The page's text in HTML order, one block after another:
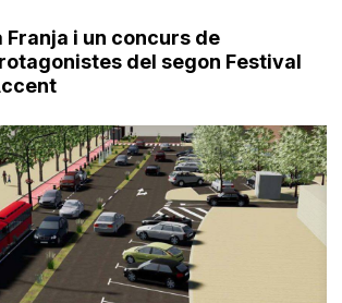
Franja i un concurs de
del segon Festival